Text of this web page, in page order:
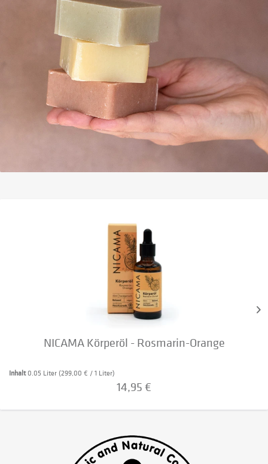
NICAMA Körperöl - Rosmarin-Orange
Inhalt0.05 Liter (299,00 € / 1 Liter)
14,95 €